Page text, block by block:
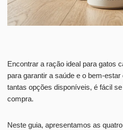
Encontrar a ração ideal para gatos
para garantir a saúde e o bem-
tantas opções disponíveis, é fácil
compra.
Neste guia, apresentamos as